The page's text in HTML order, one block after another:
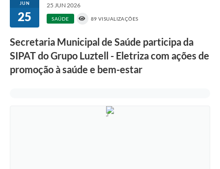
JUN
25
25 JUN 2026
SAÚDE 89 VISUALIZAÇÕES
Secretaria Municipal de Saúde participa da
SIPAT do Grupo Luztell - Eletriza com ações de
promoção à saúde e bem-estar